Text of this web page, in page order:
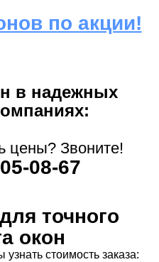
по акции!
в надежных
цены? Звоните!
08-67
точного
окон
стоимость заказа: